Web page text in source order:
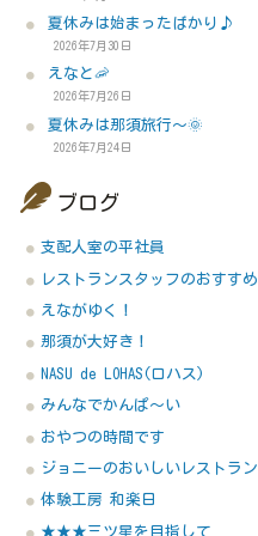
夏休みは始まったばかり♪
2026年7月30日
えなと🦐
2026年7月26日
夏休みは那須旅行～🌞
2026年7月24日
ブログ
支配人室の平社員
レストランスタッフのおすすめ
えながゆく！
那須が大好き！
NASU de LOHAS(ロハス)
みんなでかんぱ～い
おやつの時間です
ジョニーのおいしいレストラン
体験工房 和楽日
★★★三ツ星を目指して